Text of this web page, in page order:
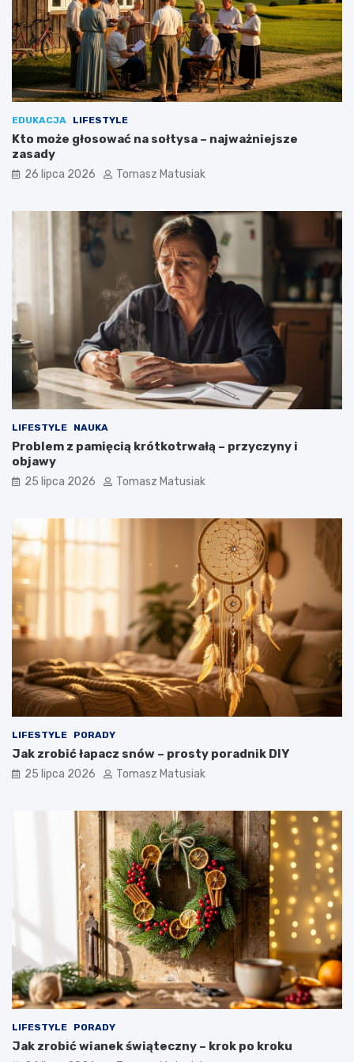
w
e
?
EDUKACJA LIFESTYLE
Kto może głosować na sołtysa – najważniejsze
zasady
26 lipca 2026 Tomasz Matusiak
LIFESTYLE NAUKA
Problem z pamięcią krótkotrwałą – przyczyny i
objawy
25 lipca 2026 Tomasz Matusiak
LIFESTYLE PORADY
Jak zrobić łapacz snów – prosty poradnik DIY
25 lipca 2026 Tomasz Matusiak
LIFESTYLE PORADY
Jak zrobić wianek świąteczny – krok po kroku